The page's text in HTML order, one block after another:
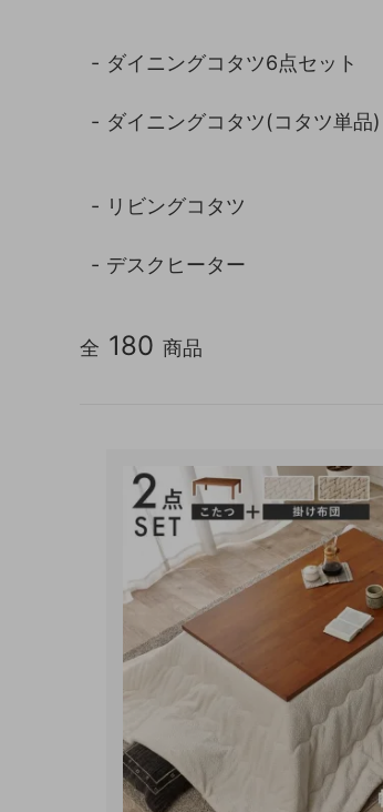
ダイニングコタツ6点セット
ダイニングコタツ(コタツ単品)
リビングコタツ
デスクヒーター
全 180 商品